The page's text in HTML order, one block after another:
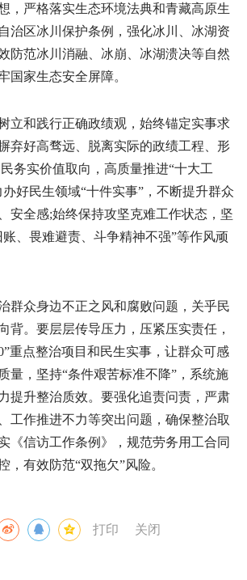
，严格落实生态环境法典和青藏高原生
治区冰川保护条例，强化冰川、冰湖资
防范冰川消融、冰崩、冰湖溃决等自然
国家生态安全屏障。
立和践行正确政绩观，始终锚定实事求
弃好高骛远、脱离实际的政绩工程、形
务实价值取向，高质量推进“十大工
好民生领域“十件实事”，不断提升群众
安全感;始终保持攻坚克难工作状态，坚
、畏难避责、斗争精神不强”等作风顽
群众身边不正之风和腐败问题，关乎民
背。要层层传导压力，压紧压实责任，
重点整治项目和民生实事，让群众可感
量，坚持“条件艰苦标准不降”，系统施
提升整治质效。要强化追责问责，严肃
工作推进不力等突出问题，确保整治取
《信访工作条例》，规范劳务用工合同
，有效防范“双拖欠”风险。
打印 关闭